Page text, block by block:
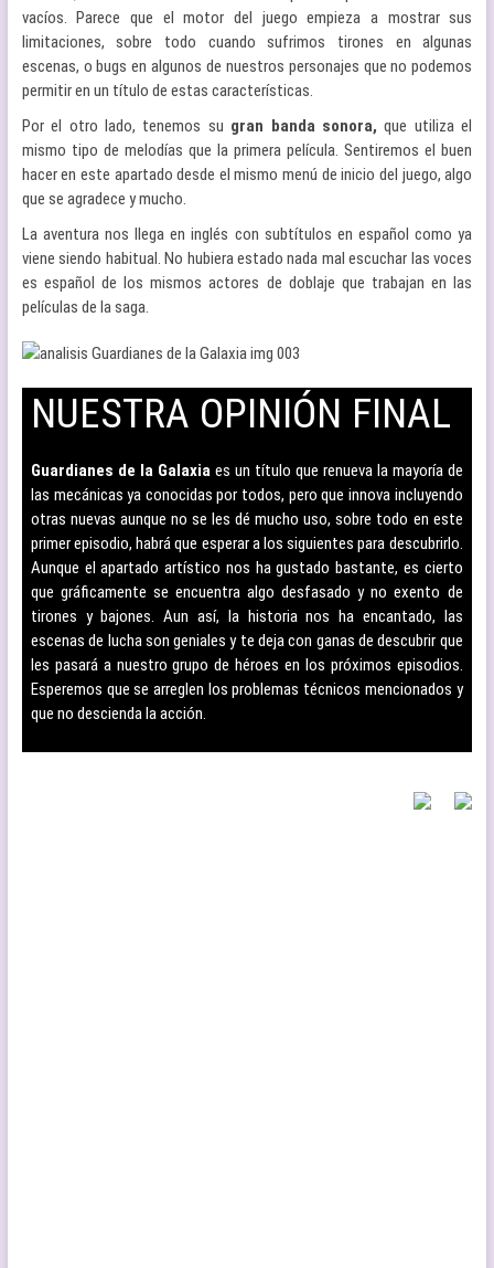
vacíos. Parece que el motor del juego empieza a mostrar sus
limitaciones, sobre todo cuando sufrimos tirones en algunas
escenas, o bugs en algunos de nuestros personajes que no podemos
permitir en un título de estas características.
Por el otro lado, tenemos su gran banda sonora, que utiliza el
mismo tipo de melodías que la primera película. Sentiremos el buen
hacer en este apartado desde el mismo menú de inicio del juego, algo
que se agradece y mucho.
La aventura nos llega en inglés con subtítulos en español como ya
viene siendo habitual. No hubiera estado nada mal escuchar las voces
es español de los mismos actores de doblaje que trabajan en las
películas de la saga.
NUESTRA OPINIÓN FINAL
Guardianes de la Galaxiaes un título que renueva la mayoría de
las mecánicas ya conocidas por todos, pero que innova incluyendo
otras nuevas aunque no se les dé mucho uso, sobre todo en este
primer episodio, habrá que esperar a los siguientes para descubrirlo.
Aunque el apartado artístico nos ha gustado bastante, es cierto
que gráficamente se encuentra algo desfasado y no exento de
tirones y bajones. Aun así, la historia nos ha encantado, las
escenas de lucha son geniales y te deja con ganas de descubrir que
les pasará a nuestro grupo de héroes en los próximos episodios.
Esperemos que se arreglen los problemas técnicos mencionados y
que no descienda la acción.